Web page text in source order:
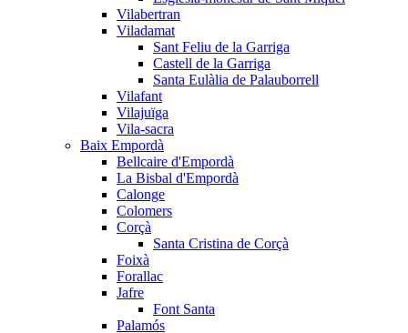
Vilabertran
Viladamat
Sant Feliu de la Garriga
Castell de la Garriga
Santa Eulàlia de Palauborrell
Vilafant
Vilajuïga
Vila-sacra
Baix Empordà
Bellcaire d'Empordà
La Bisbal d'Empordà
Calonge
Colomers
Corçà
Santa Cristina de Corçà
Foixà
Forallac
Jafre
Font Santa
Palamós